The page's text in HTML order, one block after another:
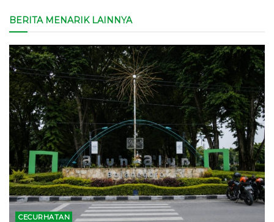
BERITA MENARIK LAINNYA
CECURHATAN